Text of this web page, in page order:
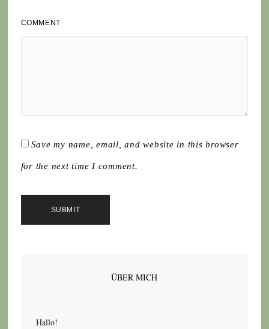
COMMENT
Save my name, email, and website in this browser
for the next time I comment.
ÜBER MICH
Hallo!